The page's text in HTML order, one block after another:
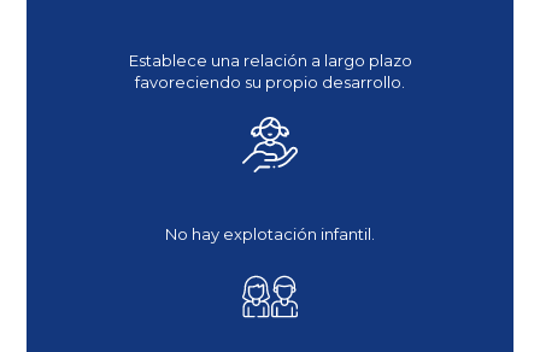
Establece una relación a largo plazo
favoreciendo su propio desarrollo.
No hay explotación infantil.